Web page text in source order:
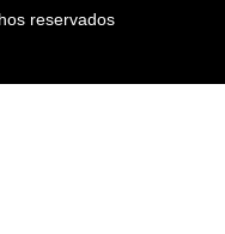
reservados